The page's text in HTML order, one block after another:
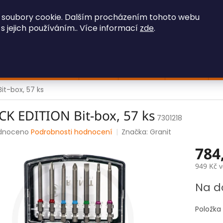
cookie. Dalším procházením tohoto webu
jejich používáním.. Více informací zde.
box, 57 ks
EDITION Bit-box, 57 ks 7301218
Podrobnosti hodnocení Značka:Granit
949 Kč
cena:
Na